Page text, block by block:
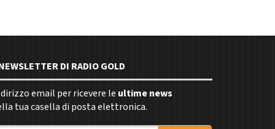
DI RADIO GOLD
email per ricevere le ultime news
tua casella di posta elettronica.